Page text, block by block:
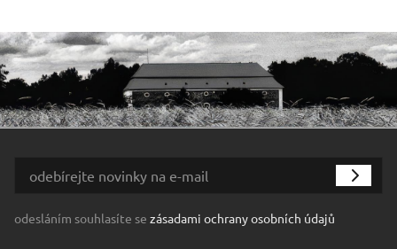
odesláním souhlasíte se zásadami ochrany osobních údajů